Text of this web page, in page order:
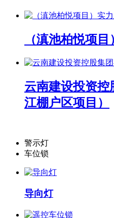
（滇池柏悦项目
云南建设投资控
江棚户区项目）
警示灯
车位锁
导向灯